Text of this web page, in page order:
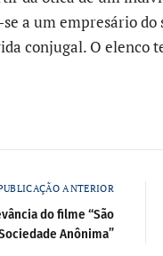
a um empresário
conjugal. O
ANTERIOR
do filme “São
Anônima”